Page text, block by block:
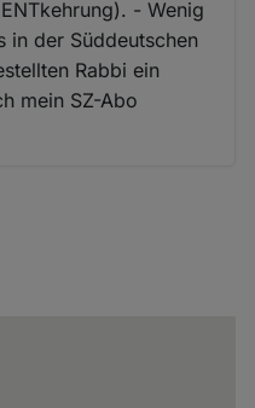
- Wenig
in der Süddeutschen
Rabbi ein
mein SZ-Abo